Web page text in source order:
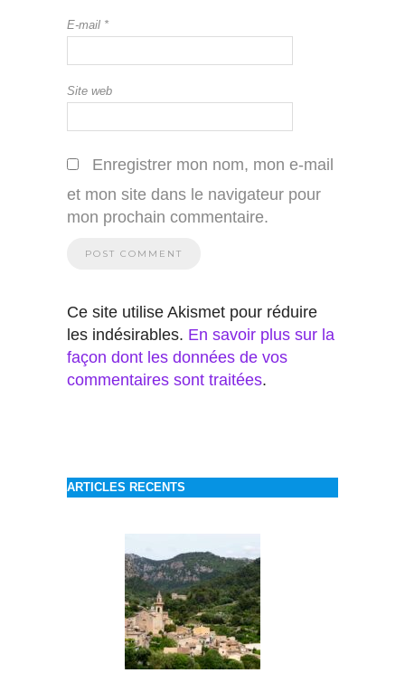
E-mail *
Site web
Enregistrer mon nom, mon e-mail
et mon site dans le navigateur pour
mon prochain commentaire.
Ce site utilise Akismet pour réduire
les indésirables. En savoir plus sur la
façon dont les données de vos
commentaires sont traitées.
ARTICLES RECENTS